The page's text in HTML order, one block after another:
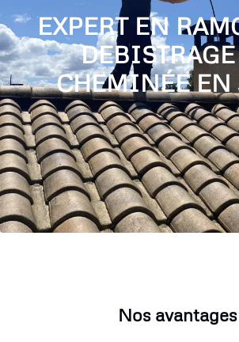
EXPERT EN
CHEMINÉE EN
Nos avantages